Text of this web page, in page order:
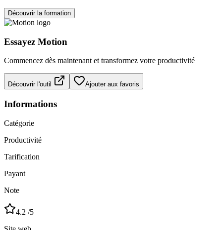
Découvrir la formation
Essayez Motion
Commencez dès maintenant et transformez votre productivité
Découvrir l'outil Ajouter aux favoris
Informations
Catégorie
Productivité
Tarification
Payant
Note
4.2 /5